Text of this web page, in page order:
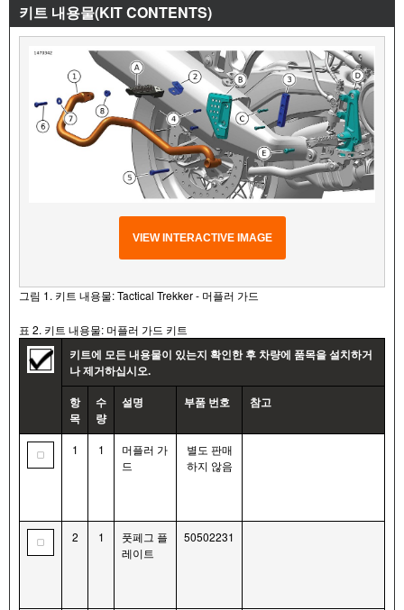
키트 내용물(KIT CONTENTS)
VIEW INTERACTIVE IMAGE
그림 1. 키트 내용물: Tactical Trekker - 머플러 가드
표 2. 키트 내용물: 머플러 가드 키트
키트에 모든 내용물이 있는지 확인한 후 차량에 품목을 설치하거
나 제거하십시오.
항
목
수
량
설명 부품 번호 참고
1 1
머플러 가
드
별도 판매
하지 않음
2 1
풋페그 플
레이트
50502231